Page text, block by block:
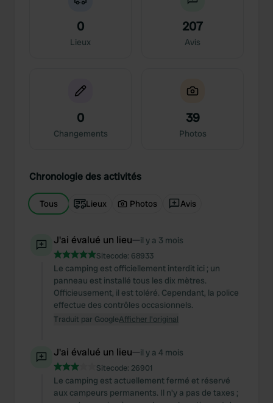
0
Lieux
207
Avis
0
Changements
39
Photos
Chronologie des activités
Tous Lieux Photos Avis
J'ai évalué un lieu—il y a 3 mois
Sitecode: 68933
Le camping est officiellement interdit ici ; un
panneau est installé tous les dix mètres.
Officieusement, il est toléré. Cependant, la police
effectue des contrôles occasionnels.
Traduit par GoogleAfficher l'original
J'ai évalué un lieu—il y a 4 mois
Sitecode: 26901
Le camping est actuellement fermé et réservé
aux campeurs permanents. Il n'y a pas de taxes ;